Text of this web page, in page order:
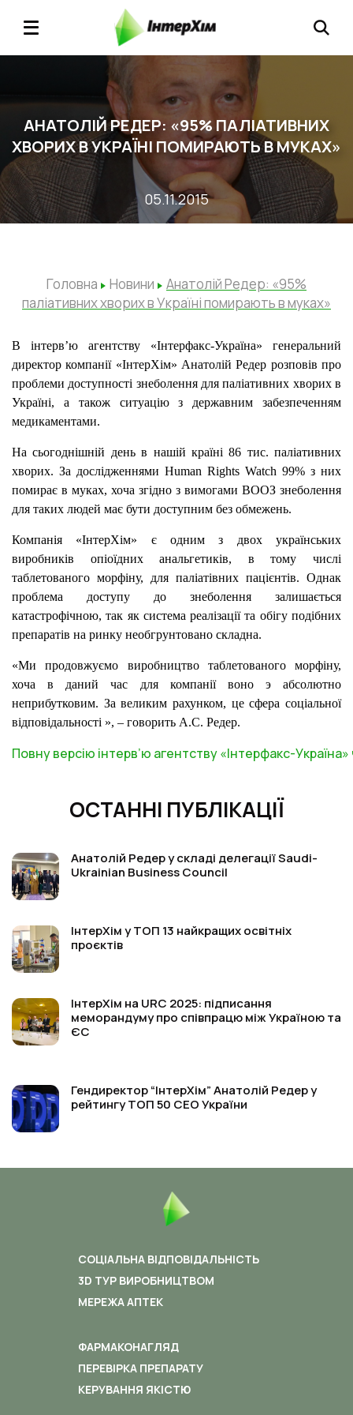
АНАТОЛІЙ РЕДЕР: «95% ПАЛІАТИВНИХ
ХВОРИХ В УКРАЇНІ ПОМИРАЮТЬ В МУКАХ»
05.11.2015
Головна Новини
Анатолій Редер: «95%
паліативних хворих в Україні помирають в муках»
В інтерв’ю агентству «Інтерфакс-Україна» генеральний
директор компанії «ІнтерХім» Анатолій Редер розповів про
проблеми доступності знеболення для паліативних хворих в
Україні, а також ситуацію з державним забезпеченням
медикаментами.
На сьогоднішній день в нашій країні 86 тис. паліативних
хворих. За дослідженнями Human Rights Watch 99% з них
помирає в муках, хоча згідно з вимогами ВООЗ знеболення
для таких людей має бути доступним без обмежень.
Компанія «ІнтерХім» є одним з двох українських
виробників опіоїдних анальгетиків, в тому числі
таблетованого морфіну, для паліатівних пацієнтів. Однак
проблема доступу до знеболення залишається
катастрофічною, так як система реалізації та обігу подібних
препаратів на ринку необгрунтовано складна.
«Ми продовжуємо виробництво таблетованого морфіну,
хоча в даний час для компанії воно э абсолютно
неприбутковим. За великим рахунком, це сфера соціальної
відповідальності », – говорить А.С. Редер.
Повну версію інтерв’ю агентству «Інтерфакс-Україна»
ОСТАННІ ПУБЛІКАЦІЇ
Анатолій Редер у складі делегації Saudi-
Ukrainian Business Council
ІнтерХім у ТОП 13 найкращих освітніх
проєктів
ІнтерХім на URC 2025: підписання
меморандуму про співпрацю між Україною та
ЄС
Гендиректор “ІнтерХім” Анатолій Редер у
рейтингу ТОП 50 СЕО України
СОЦІАЛЬНА ВІДПОВІДАЛЬНІСТЬ
3D ТУР ВИРОБНИЦТВОМ
МЕРЕЖА АПТЕК
ФАРМАКОНАГЛЯД
ПЕРЕВІРКА ПРЕПАРАТУ
КЕРУВАННЯ ЯКІСТЮ